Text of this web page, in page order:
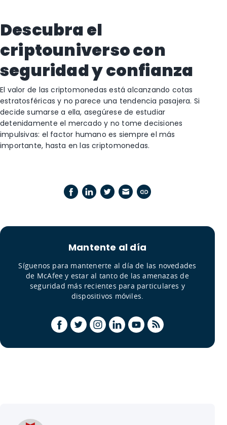
Descubra el
criptouniverso con
seguridad y confianza
El valor de las criptomonedas está alcanzando cotas
estratosféricas y no parece una tendencia pasajera. Si
decide sumarse a ella, asegúrese de estudiar
detenidamente el mercado y no tome decisiones
impulsivas: el factor humano es siempre el más
importante, hasta en las criptomonedas.
Mantente al día
Síguenos para mantenerte al día de las novedades
de McAfee y estar al tanto de las amenazas de
seguridad más recientes para particulares y
dispositivos móviles.